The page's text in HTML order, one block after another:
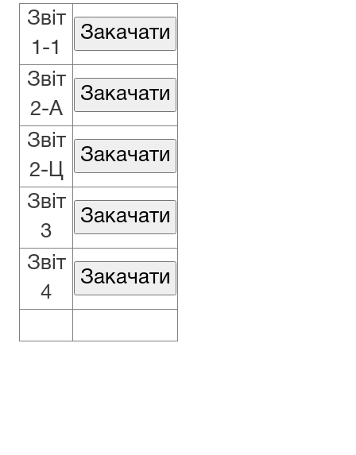
Звіт
1-1
Звіт
2-А
Звіт
2-Ц
Звіт
3
Звіт
4